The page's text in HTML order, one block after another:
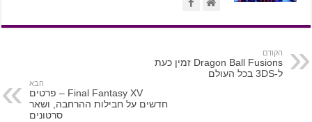
הקודם
Dragon Ball Fusions זמין כעת
ל-3DS בכל העולם
הבא
Final Fantasy XV – פרטים
חדשים על חבילות ההרחבה, ושאר
סרטונים